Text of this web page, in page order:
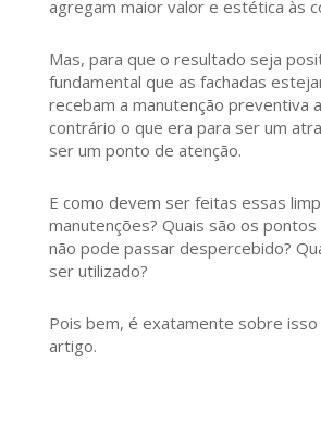
agregam maior valor e estética às
Mas, para que o resultado seja
fundamental que as fachadas
recebam a manutenção preventiva
contrário o que era para ser um
ser um ponto de atenção.
E como devem ser feitas essas
manutenções? Quais são os pontos
não pode passar despercebido?
ser utilizado?
Pois bem, é exatamente sobre
artigo.